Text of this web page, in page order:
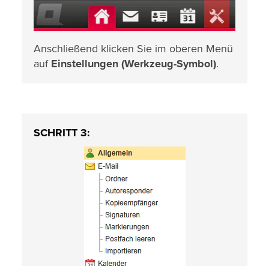
Anschließend klicken Sie im oberen Menü
auf Einstellungen (Werkzeug-Symbol).
SCHRITT 3: